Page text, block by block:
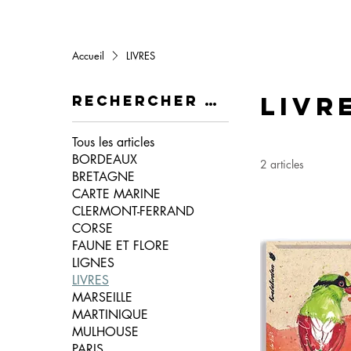
Accueil LIVRES
Rechercher par
Tous les articles
BORDEAUX
BRETAGNE
CARTE MARINE
CLERMONT-FERRAND
CORSE
FAUNE ET FLORE
LIGNES
LIVRES
MARSEILLE
MARTINIQUE
MULHOUSE
2 articles